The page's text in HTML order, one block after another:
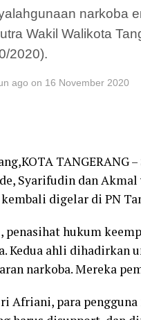
narkoba
Wakil Walikota
2020).
ago on 16 November 2020
TANGERANG
Syarifudin dan
digelar di PN
penasihat hukum
Kedua ahli dihadirkan
narkoba. Mereka
Afriani, para